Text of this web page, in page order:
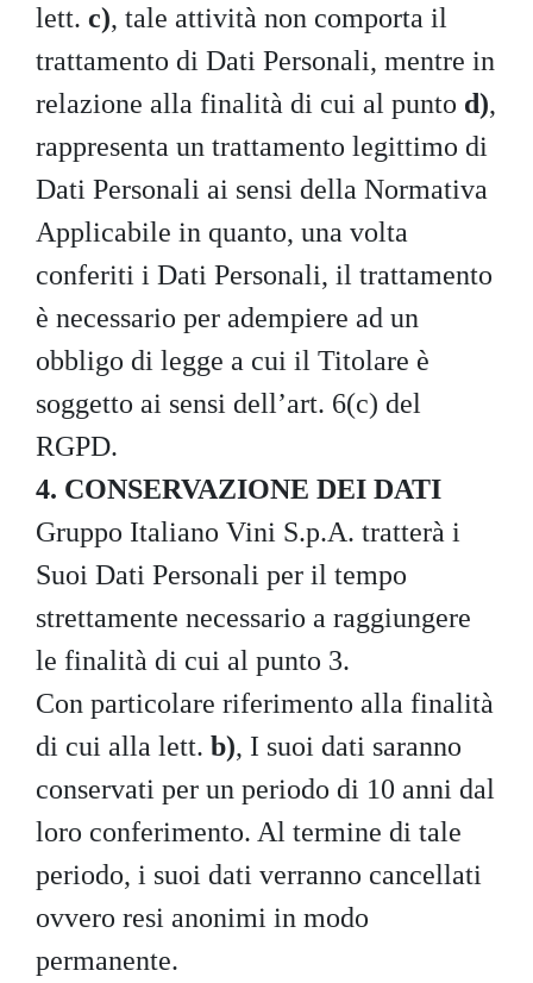
lett. c), tale attività non comporta il
trattamento di Dati Personali, mentre in
relazione alla finalità di cui al punto d),
rappresenta un trattamento legittimo di
Dati Personali ai sensi della Normativa
Applicabile in quanto, una volta
conferiti i Dati Personali, il trattamento
è necessario per adempiere ad un
obbligo di legge a cui il Titolare è
soggetto ai sensi dell’art. 6(c) del
RGPD.
4. CONSERVAZIONE DEI DATI
Gruppo Italiano Vini S.p.A. tratterà i
Suoi Dati Personali per il tempo
strettamente necessario a raggiungere
le finalità di cui al punto 3.
Con particolare riferimento alla finalità
di cui alla lett. b), I suoi dati saranno
conservati per un periodo di 10 anni dal
loro conferimento. Al termine di tale
periodo, i suoi dati verranno cancellati
ovvero resi anonimi in modo
permanente.